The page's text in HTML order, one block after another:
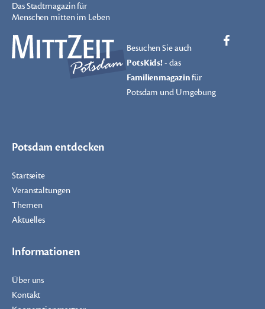
Das Stadtmagazin für
Menschen mitten im Leben
Besuchen Sie auch
PotsKids!- das
Familienmagazinfür
Potsdam und Umgebung
Potsdam entdecken
Startseite
Veranstaltungen
Themen
Aktuelles
Informationen
Über uns
Kontakt